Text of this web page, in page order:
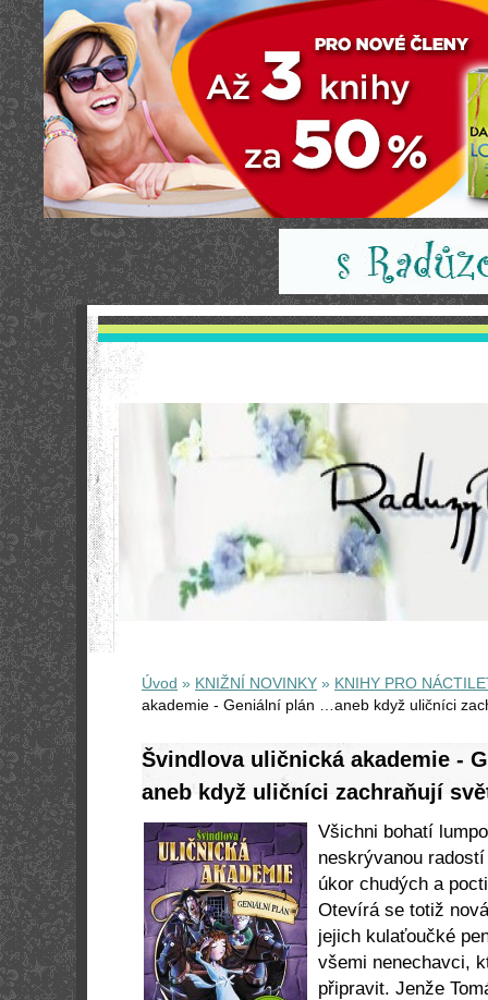
Úvod » KNIŽNÍ NOVINKY » KNIHY PRO
akademie - Geniální plán …aneb když uličníci
Švindlova uličnická akademie -
aneb když uličníci zachraňují
Všichni bohatí
neskrývanou
úkor chudých a
Otevírá se totiž
jejich kulaťoučké
všemi nenechavci,
připravit. Jenže